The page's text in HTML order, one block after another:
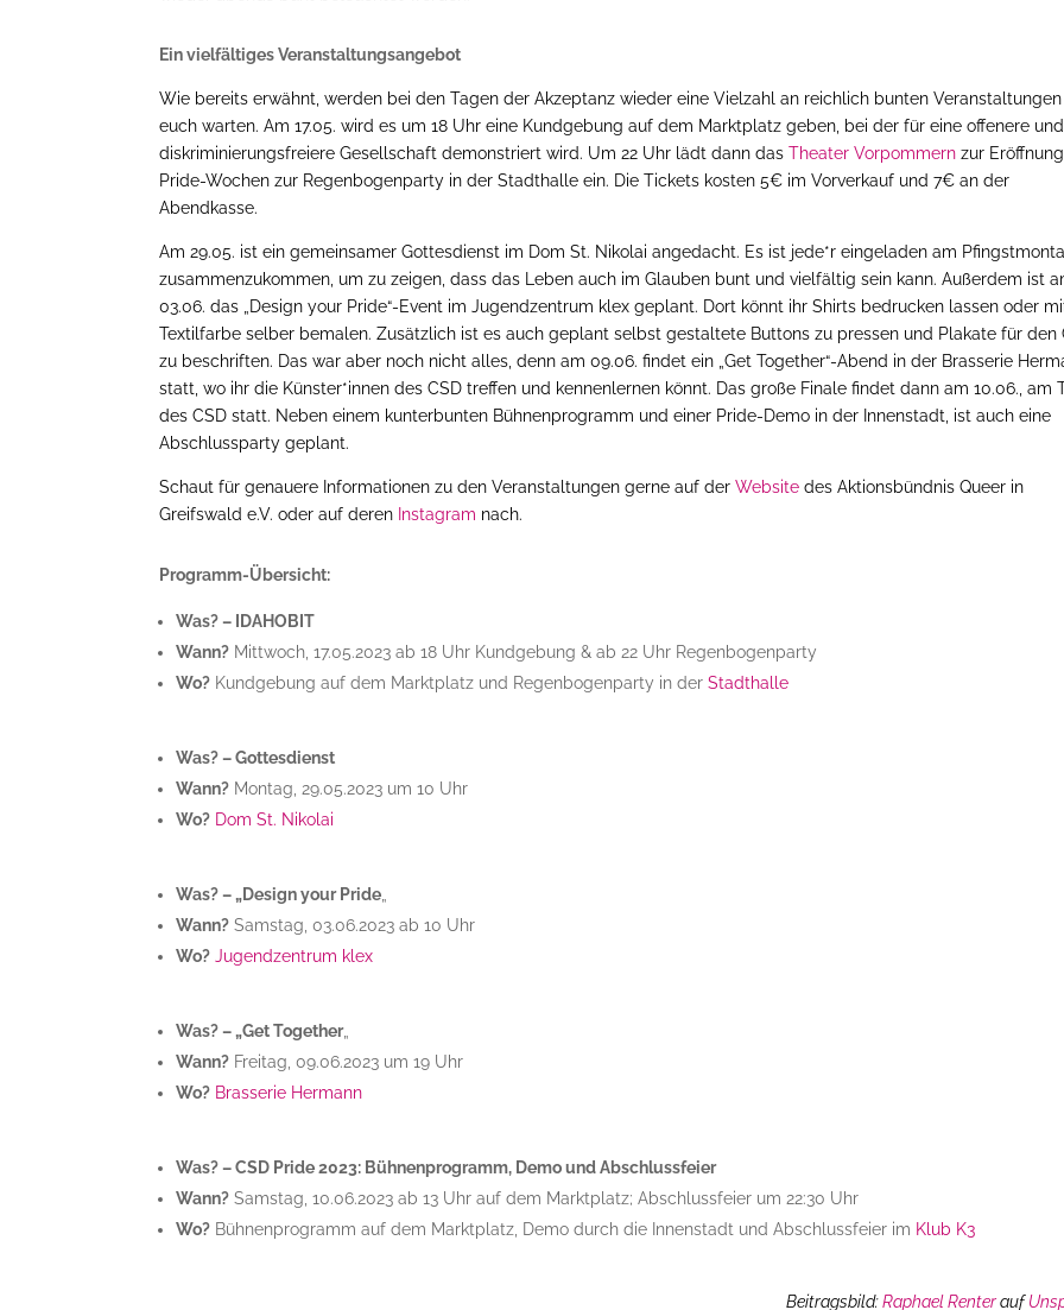
Ein vielfältiges Veranstaltungsangebot
Wie bereits erwähnt, werden bei den Tagen der Akzeptanz wieder eine Vielzahl an reichlich bunten
euch warten. Am 17.05. wird es um 18 Uhr eine Kundgebung auf dem Marktplatz geben, bei der für eine offenere und
diskriminierungsfreiere Gesellschaft demonstriert wird. Um 22 Uhr lädt dann dasTheater Vorpommern zur
Pride-Wochen zur Regenbogenparty in der Stadthalle ein. Die Tickets kosten 5€ im Vorverkauf und 7€ an der
Abendkasse.
Am 29.05. ist ein gemeinsamer Gottesdienst im Dom St. Nikolai angedacht. Es ist jede*r eingeladen am
zusammenzukommen, um zu zeigen, dass das Leben auch im Glauben bunt und vielfältig sein kann. Außerdem ist
03.06. das „Design your Pride“-Event im Jugendzentrum klex geplant. Dort könnt ihr Shirts bedrucken lassen oder
Textilfarbe selber bemalen. Zusätzlich ist es auch geplant selbst gestaltete Buttons zu pressen und Plakate für den
zu beschriften. Das war aber noch nicht alles, denn am 09.06. findet ein „Get Together“-Abend in der Brasserie
statt, wo ihr die Künster*innen des CSD treffen und kennenlernen könnt. Das große Finale findet dann am 10.06., am
des CSD statt. Neben einem kunterbunten Bühnenprogramm und einer Pride-Demo in der Innenstadt, ist auch eine
Abschlussparty geplant.
Schaut für genauere Informationen zu den Veranstaltungen gerne auf derWebsite des Aktionsbündnis Queer in
Greifswald e.V. oder auf deren Instagram nach.
Programm-Übersicht:
Was? – IDAHOBIT
Wann? Mittwoch, 17.05.2023 ab 18 Uhr Kundgebung & ab 22 Uhr Regenbogenparty
Wo? Kundgebung auf dem Marktplatz und Regenbogenparty in derStadthalle
Was? – Gottesdienst
Wann? Montag, 29.05.2023 um 10 Uhr
Wo? Dom St. Nikolai
Was? – „Design your Pride
Wann? Samstag, 03.06.2023 ab 10 Uhr
Wo? Jugendzentrum klex
Was? – „Get Together„
Wann? Freitag, 09.06.2023 um 19 Uhr
Wo? Brasserie Hermann
Was? – CSD Pride 2023: Bühnenprogramm, Demo und Abschlussfeier
Wann? Samstag, 10.06.2023 ab 13 Uhr auf dem Marktplatz; Abschlussfeier um 22:30 Uhr
Wo? Bühnenprogramm auf dem Marktplatz, Demo durch die Innenstadt und Abschlussfeier im Klub K3
Beitragsbild:Raphael Renterauf